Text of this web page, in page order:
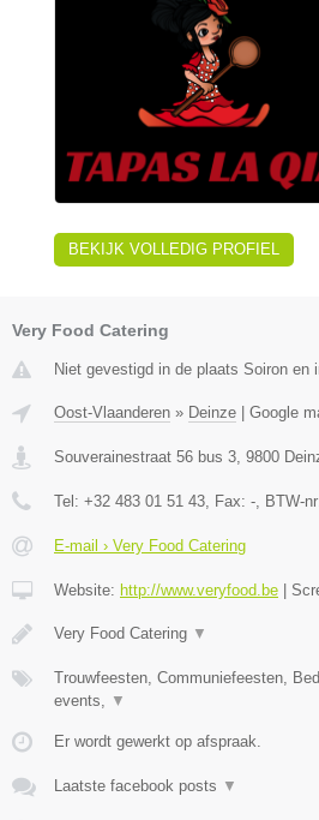
BEKIJK VOLLEDIG PROFIEL
Very Food Catering
Niet gevestigd in de plaats Soiron en
Oost-Vlaanderen » Deinze Google
Souverainestraat 56 bus 3, 9800
Tel: +32 483 01 51 43, Fax: -, BTW-
E-mail › Very Food Catering
Website: http://www.veryfood.be
Very Food Catering ▼
Trouwfeesten, Communiefeesten,
events, ▼
Er wordt gewerkt op afspraak.
Laatste facebook posts ▼